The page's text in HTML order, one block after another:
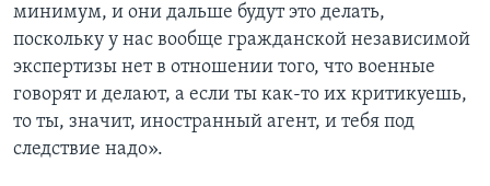
минимум, и они дальше будут это делать,
поскольку у нас вообще гражданской независимой
экспертизы нет в отношении того, что военные
говорят и делают, а если ты как-то их критикуешь,
то ты, значит, иностранный агент, и тебя под
следствие надо».